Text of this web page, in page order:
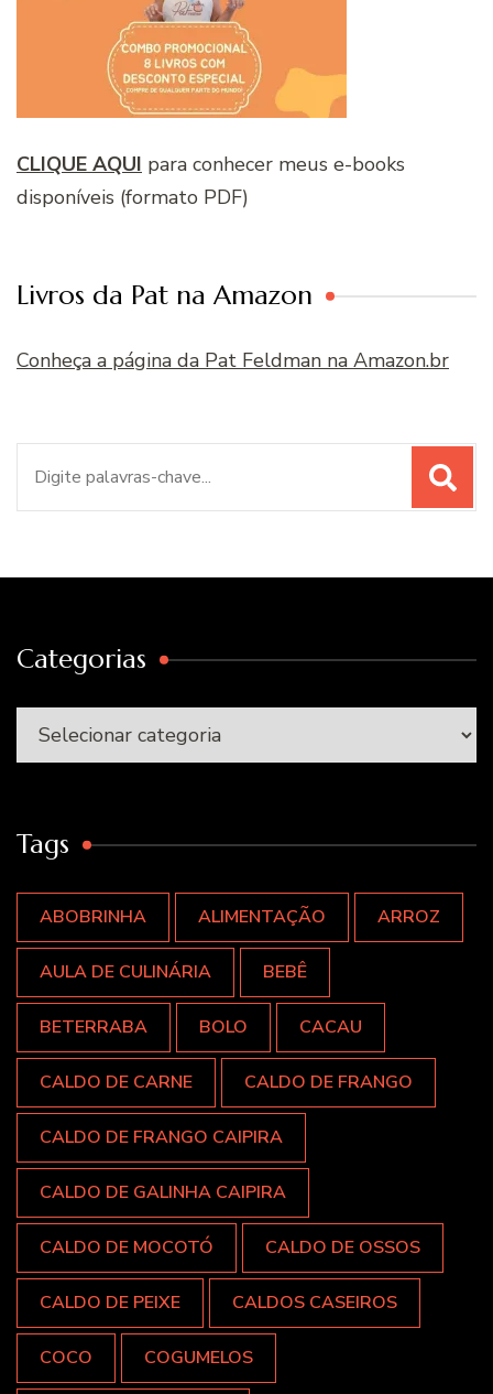
CLIQUE AQUI para conhecer meus e-books
disponíveis (formato PDF)
Livros da Pat na Amazon
Conheça a página da Pat Feldman na Amazon.br
Categorias
Categorias
Tags
ABOBRINHA ALIMENTAÇÃO ARROZ
AULA DE CULINÁRIA BEBÊ
BETERRABA BOLO CACAU
CALDO DE CARNE CALDO DE FRANGO
CALDO DE FRANGO CAIPIRA
CALDO DE GALINHA CAIPIRA
CALDO DE MOCOTÓ CALDO DE OSSOS
CALDO DE PEIXE CALDOS CASEIROS
COCO COGUMELOS